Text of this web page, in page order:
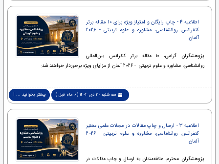
اطلاعیه 4 - چاپ رایگان و امتیاز ویژه برای 10 مقاله برتر
کنفرانس روانشناسی، مشاوره و علوم تربیتی - 2026
آلمان
پژوهشگران گرامی، ۱۰ مقاله برتر کنفرانس بین‌المللی
روانشناسی، مشاوره و علوم تربیتی - 2026 آلمان از مزایای ویژه برخوردار خواهند شد:
سه شنبه 30 دی 1404 (6 ماه قبل ) بیشتر بخوانید ... !
اطلاعیه 3 - ارسال و چاپ مقالات در مجلات علمی معتبر
کنفرانس روانشناسی، مشاوره و علوم تربیتی - 2026
آلمان
پژوهشگران محترم، علاقه‌مندان به ارسال و چاپ مقالات در